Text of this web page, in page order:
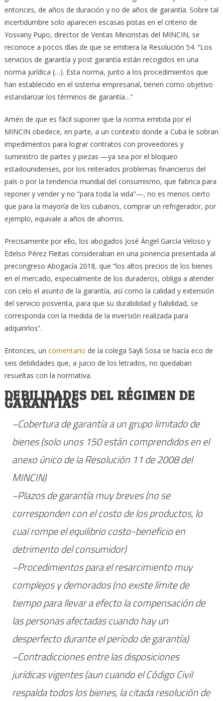
entonces, de años de duración y no de años de garantía. Sobre tal
incertidumbre solo aparecen escasas pistas en el criterio de
Yosvany Pupo, director de Ventas Minoristas del MINCIN, se
reconoce a pocos días de que se emitiera la Resolución 54. “Los
servicios de garantía y post garantía están recogidos en una
norma jurídica (…). Esta norma, junto a los procedimientos que
han establecido en el sistema empresarial, tienen como objetivo
estandarizar los términos de garantía…”
Amén de que es fácil suponer que la norma emitida por el
MINCIN obedece, en parte, a un contexto donde a Cuba le sobran
impedimentos para lograr contratos con proveedores y
suministro de partes y piezas —ya sea por el bloqueo
estadounidenses, por los reiterados problemas financieros del
país o por la tendencia mundial del consumismo, que fabrica para
reponer y vender y no “para toda la vida”—, no es menos cierto
que para la mayoría de los cubanos, comprar un refrigerador, por
ejemplo, equivale a años de ahorros.
Precisamente por ello, los abogados José Ángel García Veloso y
Edelso Pérez Fleitas consideraban en una ponencia presentada al
precongreso Abogacía 2018, que “los altos precios de los bienes
en el mercado, especialmente de los duraderos, obliga a atender
con celo el asunto de la garantía, así como la calidad y extensión
del servicio posventa, para que su durabilidad y fiabilidad, se
corresponda con la medida de la inversión realizada para
adquirirlos”.
Entonces, un comentario de la colega Sayli Sosa se hacía eco de
seis debilidades que, a juicio de los letrados, no quedaban
resueltas con la normativa.
DEBILIDADES DEL RÉGIMEN DE
GARANTÍAS
−Cobertura de garantía a un grupo limitado de
bienes (solo unos 150 están comprendidos en el
anexo único de la Resolución 11 de 2008 del
MINCIN)
−Plazos de garantía muy breves (no se
corresponden con el costo de los productos, lo
cual rompe el equilibrio costo-beneficio en
detrimento del consumidor)
−Procedimientos para el resarcimiento muy
complejos y demorados (no existe límite de
tiempo para llevar a efecto la compensación de
las personas afectadas cuando hay un
desperfecto durante el período de garantía)
−Contradicciones entre las disposiciones
jurídicas vigentes (aun cuando el Código Civil
respalda todos los bienes, la citada resolución de